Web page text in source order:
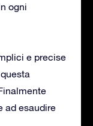
ogni
e precise
ad esaudire